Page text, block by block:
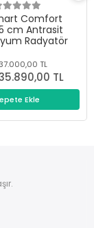
Comfort
cm Antrasit
Radyatör
TL
TL
Ekle